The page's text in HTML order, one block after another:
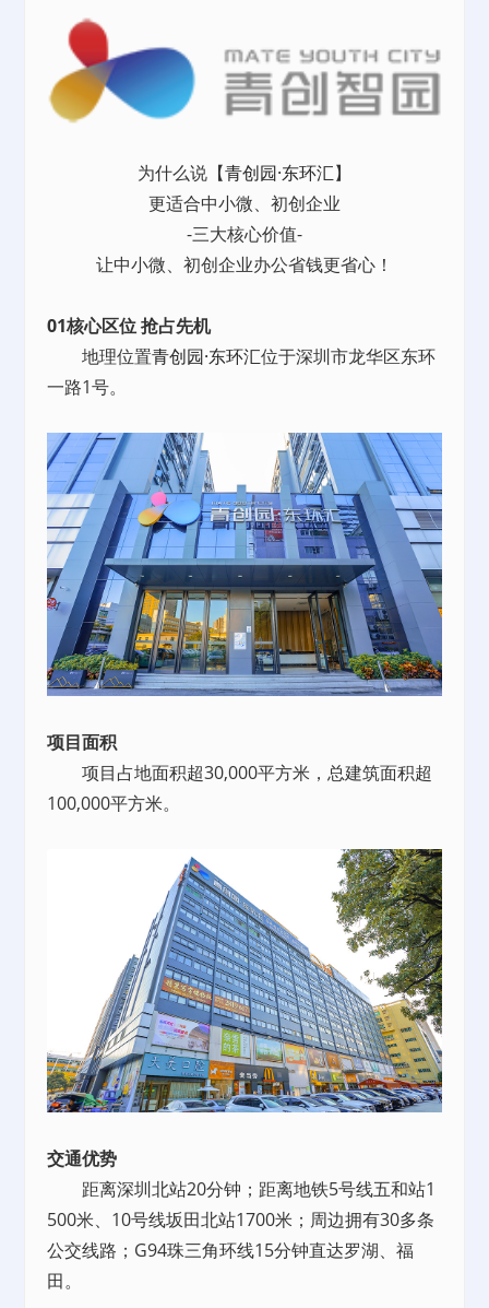
为什么说【青创园·东环汇】
更适合中小微、初创企业
-三大核心价值-
让中小微、初创企业办公省钱更省心！
01核心区位 抢占先机
地理位置青创园·东环汇位于深圳市龙华区东环
一路1号。
项目面积
项目占地面积超30,000平方米，总建筑面积超
100,000平方米。
交通优势
距离深圳北站20分钟；距离地铁5号线五和站1
500米、10号线坂田北站1700米；周边拥有30多条
公交线路；G94珠三角环线15分钟直达罗湖、福
田。